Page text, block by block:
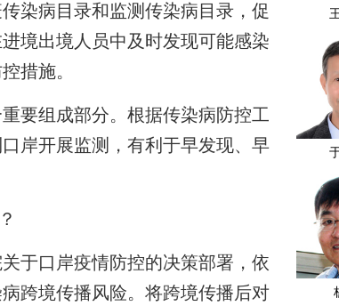
染病目录和监测传染病目录，促
境出境人员中及时发现可能感染
措施。
要组成部分。根据传染病防控工
岸开展监测，有利于早发现、早
于口岸疫情防控的决策部署，依
跨境传播风险。将跨境传播后对